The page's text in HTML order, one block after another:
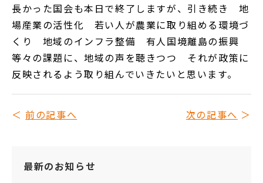
長かった国会も本日で終了しますが、引き続き 地
場産業の活性化 若い人が農業に取り組める環境づ
くり 地域のインフラ整備 有人国境離島の振興
等々の課題に、地域の声を聴きつつ それが政策に
反映されるよう取り組んでいきたいと思います。
前の記事へ 次の記事へ
最新のお知らせ